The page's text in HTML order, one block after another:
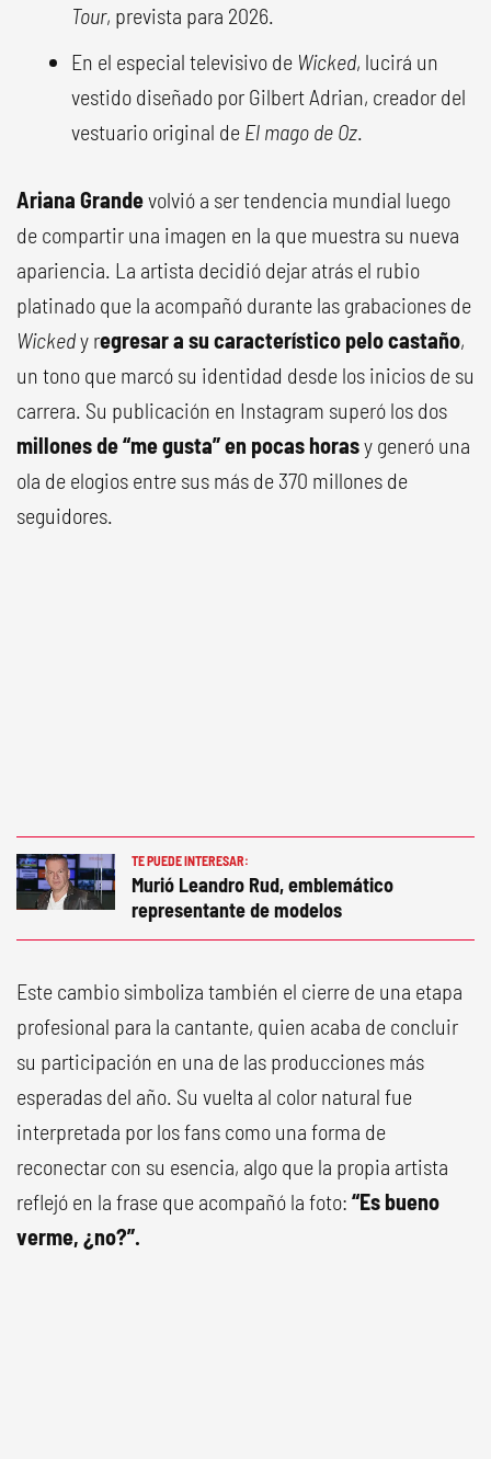
Tour, prevista para 2026.
En el especial televisivo de Wicked, lucirá un
vestido diseñado por Gilbert Adrian, creador del
vestuario original de El mago de Oz.
Ariana Grandevolvió a ser tendencia mundial luego
de compartir una imagen en la que muestra su nueva
apariencia. La artista decidió dejar atrás el rubio
platinado que la acompañó durante las grabaciones de
Wickedy regresar a su característico pelo castaño,
un tono que marcó su identidad desde los inicios de su
carrera. Su publicación en Instagram superó los dos
millones de “me gusta” en pocas horasy generó una
ola de elogios entre sus más de 370 millones de
seguidores.
TE PUEDE INTERESAR:
Murió Leandro Rud, emblemático
representante de modelos
Este cambio simboliza también el cierre de una etapa
profesional para la cantante, quien acaba de concluir
su participación en una de las producciones más
esperadas del año. Su vuelta al color natural fue
interpretada por los fans como una forma de
reconectar con su esencia, algo que la propia artista
reflejó en la frase que acompañó la foto: “Es bueno
verme, ¿no?”.